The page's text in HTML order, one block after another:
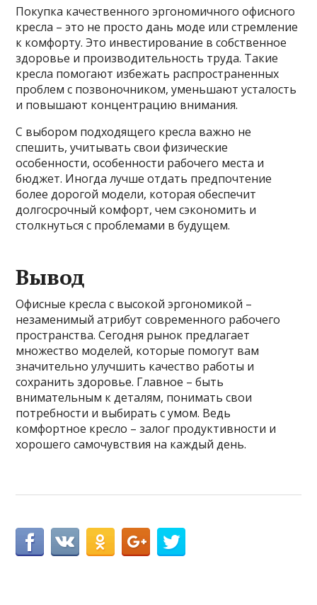
Покупка качественного эргономичного офисного
кресла – это не просто дань моде или стремление
к комфорту. Это инвестирование в собственное
здоровье и производительность труда. Такие
кресла помогают избежать распространенных
проблем с позвоночником, уменьшают усталость
и повышают концентрацию внимания.
С выбором подходящего кресла важно не
спешить, учитывать свои физические
особенности, особенности рабочего места и
бюджет. Иногда лучше отдать предпочтение
более дорогой модели, которая обеспечит
долгосрочный комфорт, чем сэкономить и
столкнуться с проблемами в будущем.
Вывод
Офисные кресла с высокой эргономикой –
незаменимый атрибут современного рабочего
пространства. Сегодня рынок предлагает
множество моделей, которые помогут вам
значительно улучшить качество работы и
сохранить здоровье. Главное – быть
внимательным к деталям, понимать свои
потребности и выбирать с умом. Ведь
комфортное кресло – залог продуктивности и
хорошего самочувствия на каждый день.